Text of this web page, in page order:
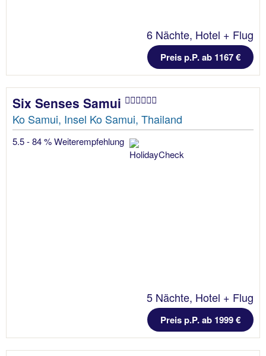
6 Nächte, Hotel + Flug
Preis p.P. ab 1167 €
Six Senses Samui
Ko Samui, Insel Ko Samui, Thailand
5.5 - 84 % Weiterempfehlung
5 Nächte, Hotel + Flug
Preis p.P. ab 1999 €